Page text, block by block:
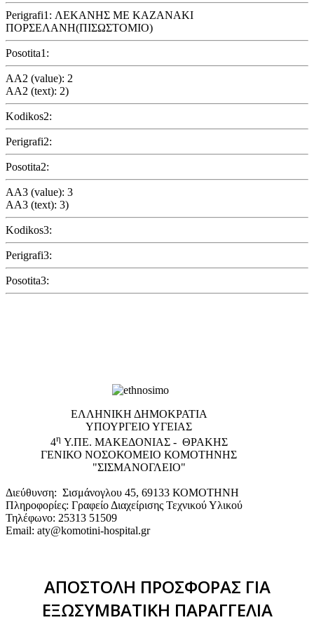
Perigrafi1: ΛΕΚΑΝΗΣ ΜΕ ΚΑΖΑΝΑΚΙ
ΠΟΡΣΕΛΑΝΗ(ΠΙΣΩΣΤΟΜΙΟ)
Posotita1:
AA2 (value): 2
AA2 (text): 2)
Kodikos2:
Perigrafi2:
Posotita2:
AA3 (value): 3
AA3 (text): 3)
Kodikos3:
Perigrafi3:
Posotita3:
EΛΛΗΝΙΚΗ ΔΗΜΟΚΡΑΤΙΑ
ΥΠΟΥΡΓΕΙΟ ΥΓΕΙΑΣ
4η Υ.ΠΕ. ΜΑΚΕΔΟΝΙΑΣ - ΘΡΑΚΗΣ
ΓΕΝΙΚΟ NΟΣΟΚΟΜΕΙΟ ΚΟΜΟΤΗΝΗΣ
"ΣΙΣΜΑΝΟΓΛΕΙΟ"
Διεύθυνση: Σισμάνογλου 45, 69133 ΚΟΜΟΤΗΝΗ
Πληροφορίες: Γραφείο Διαχείρισης Τεχνικού Υλικού
Τηλέφωνο: 25313 51509
Email: aty@komotini-hospital.gr
ΑΠΟΣΤΟΛΗ ΠΡΟΣΦΟΡΑΣ ΓΙΑ
ΕΞΩΣΥΜΒΑΤΙΚΗ ΠΑΡΑΓΓΕΛΙΑ